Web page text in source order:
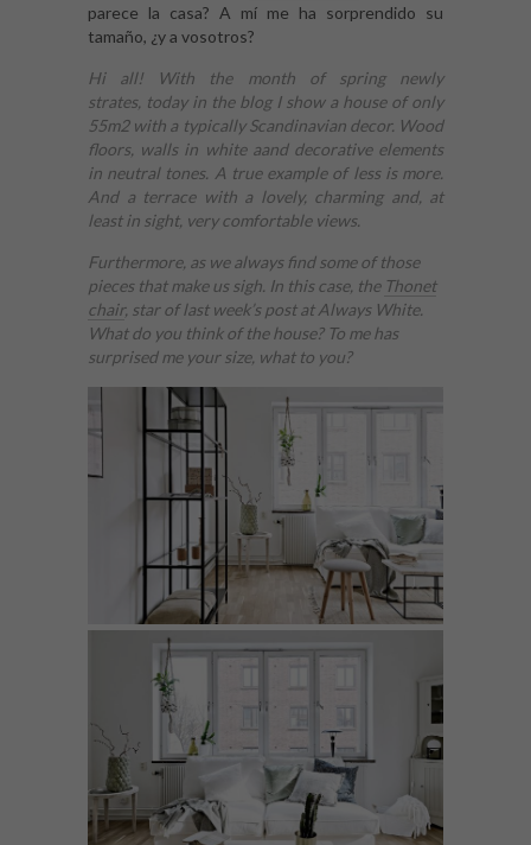
parece la casa? A mí me ha sorprendido su
tamaño, ¿y a vosotros?
Hi all! With the month of spring newly
strates, today in the blog I show a house of only
55m2 with a typically Scandinavian decor. Wood
floors, walls in white aand decorative elements
in neutral tones. A true example of less is more.
And a terrace with a lovely, charming and, at
least in sight, very comfortable views.
Furthermore, as we always find some of those
pieces that make us sigh. In this case, the Thonet
chair, star of last week’s post at Always White.
What do you think of the house? To me has
surprised me your size, what to you?